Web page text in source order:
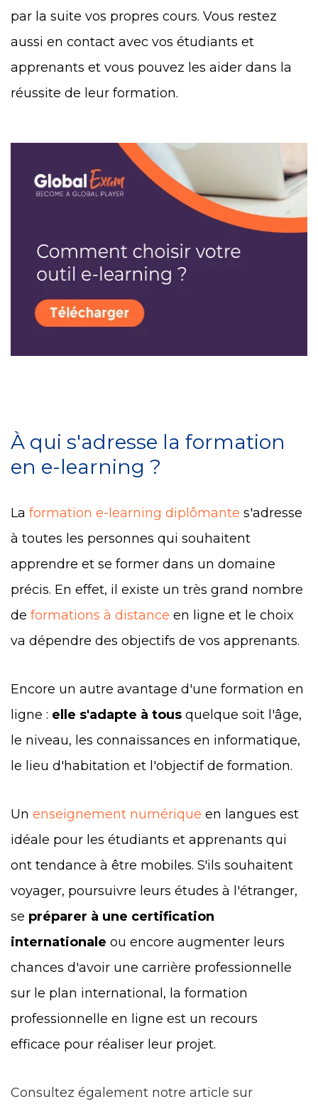
par la suite vos propres cours. Vous restez
aussi en contact avec vos étudiants et
apprenants et vous pouvez les aider dans la
réussite de leur formation.
À qui s'adresse la formation
en e-learning ?
La formation e-learning diplômante s'adresse
à toutes les personnes qui souhaitent
apprendre et se former dans un domaine
précis. En effet, il existe un très grand nombre
de formations à distance en ligne et le choix
va dépendre des objectifs de vos apprenants.
Encore un autre avantage d'une formation en
ligne : elle s'adapte à tous quelque soit l'âge,
le niveau, les connaissances en informatique,
le lieu d'habitation et l'objectif de formation.
Un enseignement numérique en langues est
idéale pour les étudiants et apprenants qui
ont tendance à être mobiles. S'ils souhaitent
voyager, poursuivre leurs études à l'étranger,
se préparer à une certification
internationale ou encore augmenter leurs
chances d'avoir une carrière professionnelle
sur le plan international, la formation
professionnelle en ligne est un recours
efficace pour réaliser leur projet.
Consultez également notre article sur